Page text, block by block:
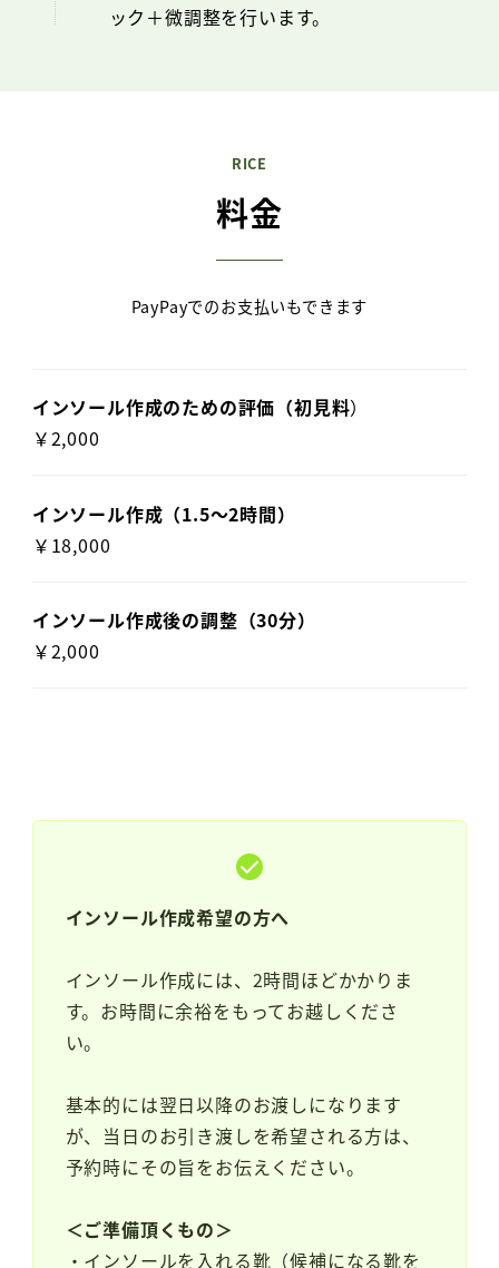
ック＋微調整を行います。
RICE
料金
PayPayでのお支払いもできます
インソール作成のための評価（初見料）
￥2,000
インソール作成（1.5～2時間）
￥18,000
インソール作成後の調整（30分）
￥2,000
インソール作成希望の方へ
インソール作成には、2時間ほどかかりま
す。お時間に余裕をもってお越しくださ
い。
基本的には翌日以降のお渡しになります
が、当日のお引き渡しを希望される方は、
予約時にその旨をお伝えください。
＜ご準備頂くもの＞
・インソールを入れる靴（候補になる靴を